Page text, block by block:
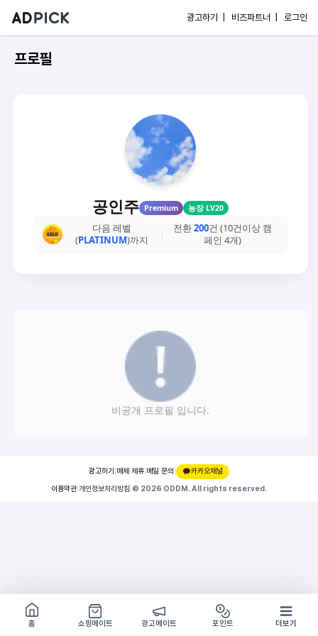
광고하기 | 비즈파트너 | 로그인
프로필
공인주 Premium 농장 LV20
다음 레벨
(PLATINUM)까지
전환200건 (10건이상 캠
페인 4개)
비공개 프로필 입니다.
광고하기 매체 제휴 메일 문의 |
카카오채널
이용약관 개인정보처리방침 © 2026 ODDM. All rights reserved.
쇼핑몰 구경하기
방문시 1G
홈
쇼핑메이트 광고메이트 포인트 더보기